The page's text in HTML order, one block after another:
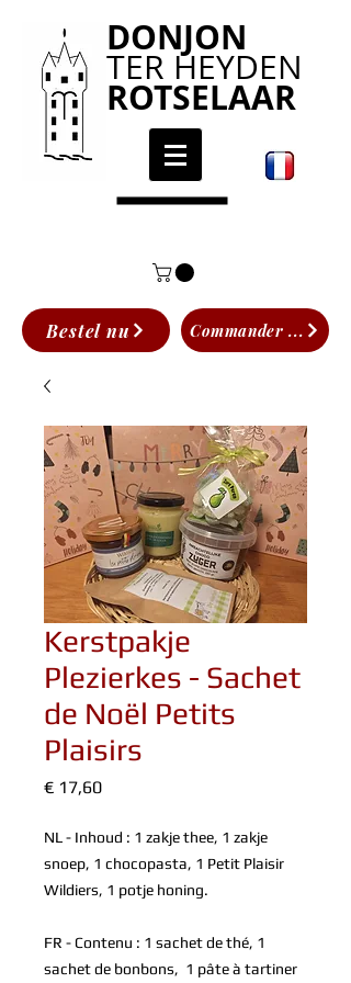
DONJON
TER HEYDEN
ROTSELAAR
Bestel nu Commander ...
Kerstpakje
Plezierkes - Sachet
de Noël Petits
Plaisirs
€ 17,60Prijs
NL - Inhoud : 1 zakje thee, 1 zakje
snoep, 1 chocopasta, 1 Petit Plaisir
Wildiers, 1 potje honing.
FR - Contenu : 1 sachet de thé, 1
sachet de bonbons, 1 pâte à tartiner